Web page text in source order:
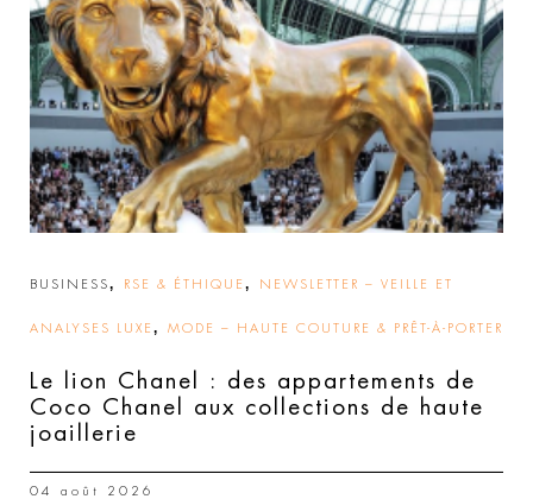
BUSINESS, RSE & ÉTHIQUE , NEWSLETTER – VEILLE ET
ANALYSES LUXE , MODE – HAUTE COUTURE & PRÊT-À-PORTER
Le lion Chanel : des appartements de
Coco Chanel aux collections de haute
joaillerie
04 août 2026